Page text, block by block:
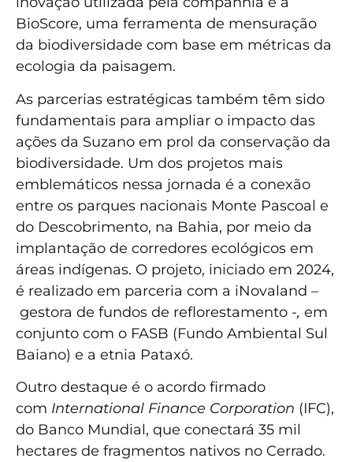
BioScore, uma ferramenta de mensuração
da biodiversidade com base em métricas da
ecologia da paisagem.
As parcerias estratégicas também têm sido
fundamentais para ampliar o impacto das
ações da Suzano em prol da conservação da
biodiversidade. Um dos projetos mais
emblemáticos nessa jornada é a conexão
entre os parques nacionais Monte Pascoal e
do Descobrimento, na Bahia, por meio da
implantação de corredores ecológicos em
áreas indígenas. O projeto, iniciado em 2024,
é realizado em parceria com a iNovaland –
gestora de fundos de reflorestamento -, em
conjunto com o FASB (Fundo Ambiental Sul
Baiano) e a etnia Pataxó.
Outro destaque é o acordo firmado
com International Finance Corporation (IFC),
do Banco Mundial, que conectará 35 mil
hectares de fragmentos nativos no Cerrado.